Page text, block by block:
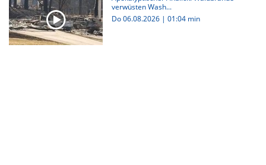
verwüsten Wash...
Do 06.08.2026 | 01:04 min